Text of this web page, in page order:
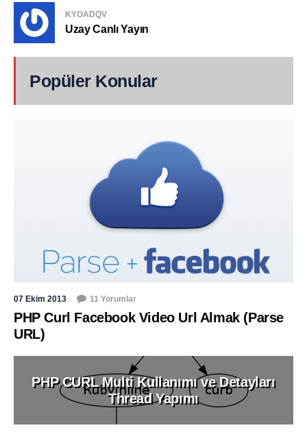
KYOADQV
Uzay Canlı Yayın
Popüler Konular
07 Ekim 2013 11 Yorumlar
PHP Curl Facebook Video Url Almak (Parse
URL)
PHP CURL Multi Kullanımı ve Detayları
Thread Yapımı